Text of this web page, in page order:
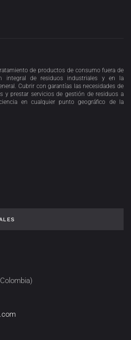
de productos de consumo fuera de
integral de residuos industriales y en la
Cubrir con garantías las necesidades de
y prestar servicios de gestión de residuos a
en cualquier punto geográfico de la